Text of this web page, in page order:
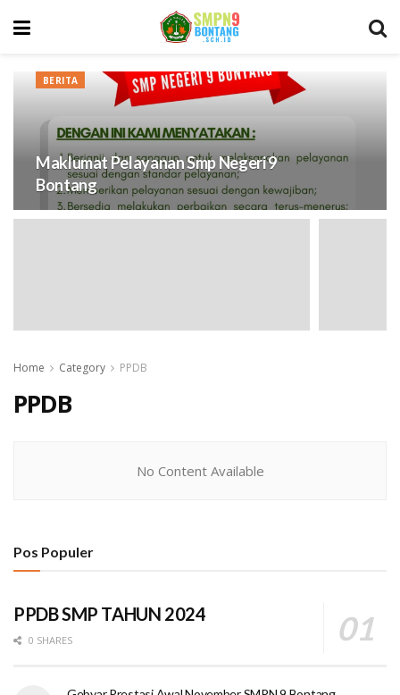
BERITA
Maklumat Pelayanan Smp Negeri 9
Bontang
Home Category PPDB
PPDB
No Content Available
Pos Populer
PPDB SMP TAHUN 2024
0 SHARES